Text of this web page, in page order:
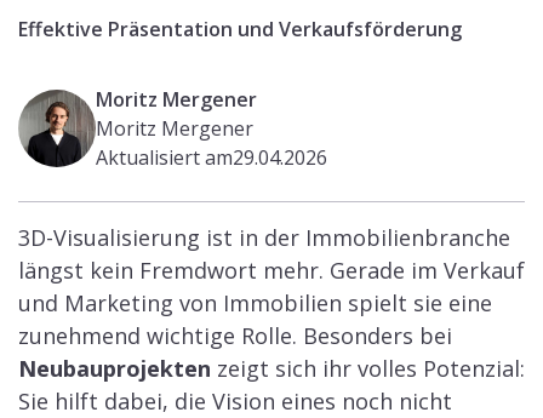
Effektive Präsentation und Verkaufsförderung
Moritz Mergener
Moritz Mergener
Aktualisiert am29.04.2026
3D-Visualisierung ist in der Immobilienbranche
längst kein Fremdwort mehr. Gerade im Verkauf
und Marketing von Immobilien spielt sie eine
zunehmend wichtige Rolle. Besonders bei
Neubauprojekten zeigt sich ihr volles Potenzial:
Sie hilft dabei, die Vision eines noch nicht